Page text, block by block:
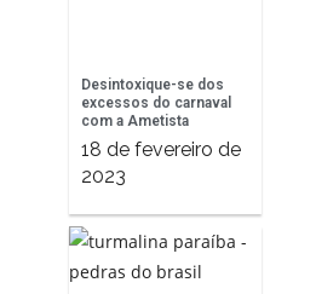
Desintoxique-se dos
excessos do carnaval
com a Ametista
18 de fevereiro de
2023